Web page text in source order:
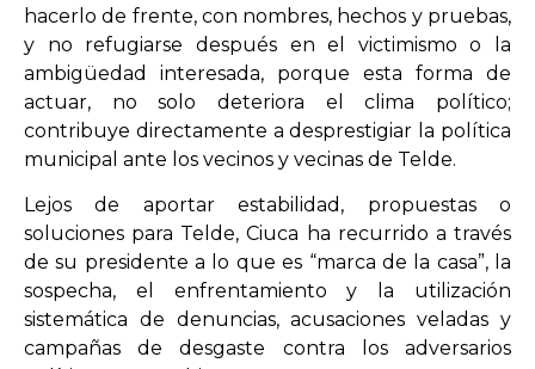
hacerlo de frente, con nombres, hechos y pruebas,
y no refugiarse después en el victimismo o la
ambigüedad interesada, porque esta forma de
actuar, no solo deteriora el clima político;
contribuye directamente a desprestigiar la política
municipal ante los vecinos y vecinas de Telde.
Lejos de aportar estabilidad, propuestas o
soluciones para Telde, Ciuca ha recurrido a través
de su presidente a lo que es “marca de la casa”, la
sospecha, el enfrentamiento y la utilización
sistemática de denuncias, acusaciones veladas y
campañas de desgaste contra los adversarios